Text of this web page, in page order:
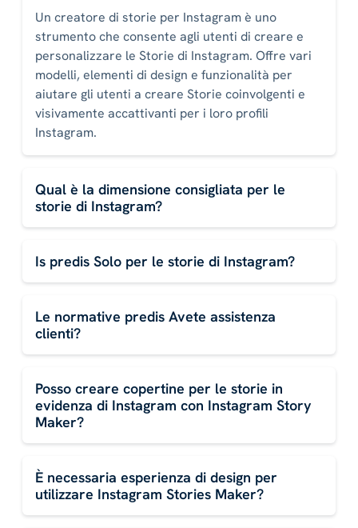
Un creatore di storie per Instagram è uno
strumento che consente agli utenti di creare e
personalizzare le Storie di Instagram. Offre vari
modelli, elementi di design e funzionalità per
aiutare gli utenti a creare Storie coinvolgenti e
visivamente accattivanti per i loro profili
Instagram.
Qual è la dimensione consigliata per le
storie di Instagram?
Is predis Solo per le storie di Instagram?
Le normative predis Avete assistenza
clienti?
Posso creare copertine per le storie in
evidenza di Instagram con Instagram Story
Maker?
È necessaria esperienza di design per
utilizzare Instagram Stories Maker?